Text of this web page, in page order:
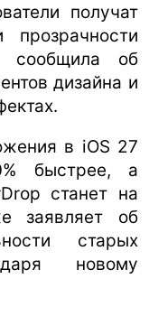
получат
прозрачности
сообщила об
дизайна и
в iOS 27
быстрее, а
станет на
заявляет об
старых
новому